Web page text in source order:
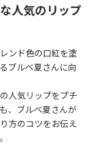
人気のリップ
ンド色の口紅を塗
ブルベ夏さんに向
人気リップをプチ
、ブルベ夏さんが
方のコツをお伝え